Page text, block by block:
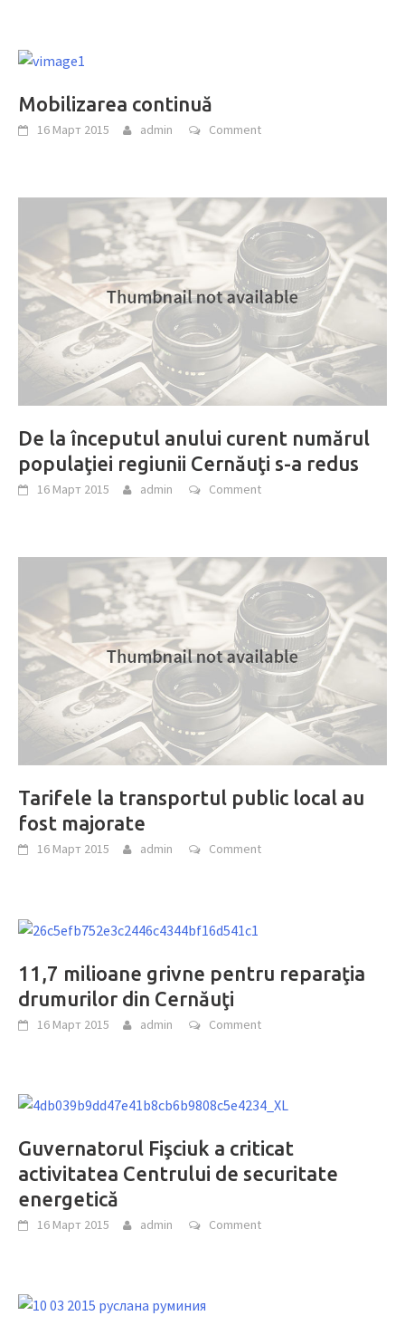
Mobilizarea continuă
16 Март 2015 admin Comment
De la începutul anului curent numărul
populaţiei regiunii Cernăuţi s-a redus
16 Март 2015 admin Comment
Tarifele la transportul public local au
fost majorate
16 Март 2015 admin Comment
11,7 milioane grivne pentru reparaţia
drumurilor din Cernăuţi
16 Март 2015 admin Comment
Guvernatorul Fişciuk a criticat
activitatea Centrului de securitate
energetică
16 Март 2015 admin Comment